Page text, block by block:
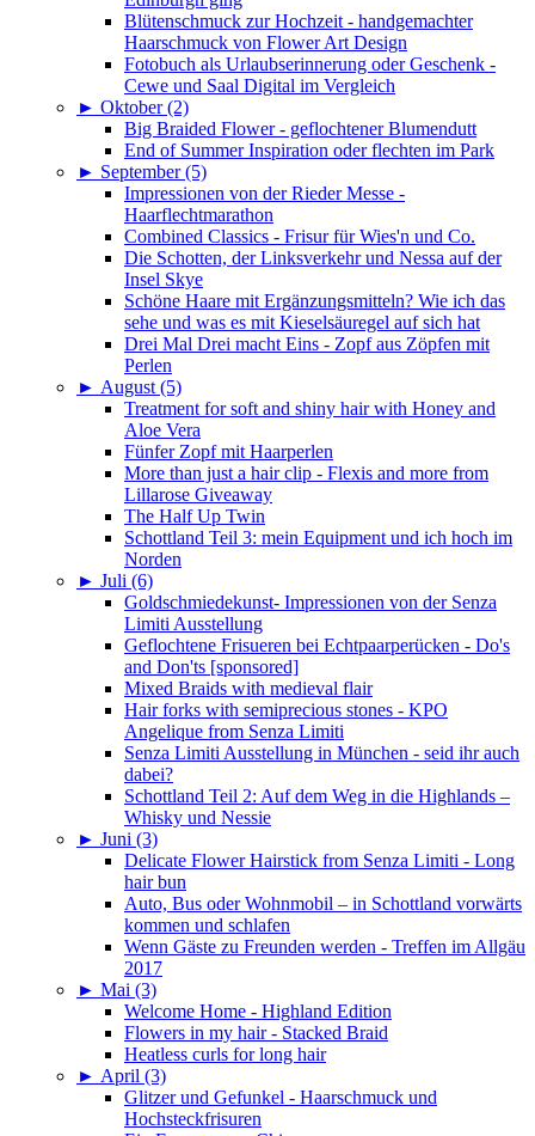
Blütenschmuck zur Hochzeit - handgemachter
Haarschmuck von Flower Art Design
Fotobuch als Urlaubserinnerung oder Geschenk -
Cewe und Saal Digital im Vergleich
► Oktober (2)
Big Braided Flower - geflochtener Blumendutt
End of Summer Inspiration oder flechten im Park
► September (5)
Impressionen von der Rieder Messe -
Haarflechtmarathon
Combined Classics - Frisur für Wies'n und Co.
Die Schotten, der Linksverkehr und Nessa auf der
Insel Skye
Schöne Haare mit Ergänzungsmitteln? Wie ich das
sehe und was es mit Kieselsäuregel auf sich hat
Drei Mal Drei macht Eins - Zopf aus Zöpfen mit
Perlen
► August (5)
Treatment for soft and shiny hair with Honey and
Aloe Vera
Fünfer Zopf mit Haarperlen
More than just a hair clip - Flexis and more from
Lillarose Giveaway
The Half Up Twin
Schottland Teil 3: mein Equipment und ich hoch im
Norden
► Juli (6)
Goldschmiedekunst- Impressionen von der Senza
Limiti Ausstellung
Geflochtene Frisueren bei Echtpaarperücken - Do's
and Don'ts [sponsored]
Mixed Braids with medieval flair
Hair forks with semiprecious stones - KPO
Angelique from Senza Limiti
Senza Limiti Ausstellung in München - seid ihr auch
dabei?
Schottland Teil 2: Auf dem Weg in die Highlands –
Whisky und Nessie
► Juni (3)
Delicate Flower Hairstick from Senza Limiti - Long
hair bun
Auto, Bus oder Wohnmobil – in Schottland vorwärts
kommen und schlafen
Wenn Gäste zu Freunden werden - Treffen im Allgäu
2017
► Mai (3)
Welcome Home - Highland Edition
Flowers in my hair - Stacked Braid
Heatless curls for long hair
► April (3)
Glitzer und Gefunkel - Haarschmuck und
Hochsteckfrisuren